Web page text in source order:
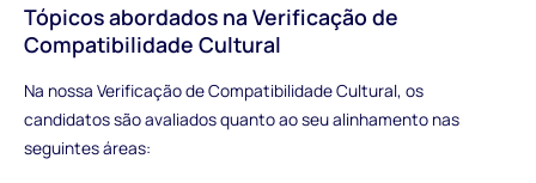
Tópicos abordados na Verificação de
Compatibilidade Cultural
Na nossa Verificação de Compatibilidade Cultural, os
candidatos são avaliados quanto ao seu alinhamento nas
seguintes áreas: